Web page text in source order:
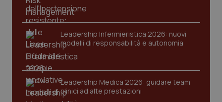
Leadership Infermieristica 2026: nuovi
modelli di responsabilità e autonomia
Leadership Medica 2026: guidare team
clinici ad alte prestazioni